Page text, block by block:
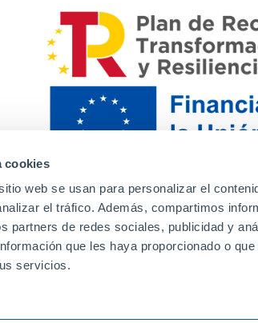
cookies
web se usan para personalizar el
el tráfico. Además, compartimos
partners de redes sociales, publicidad y
que les haya proporcionado o
servicios.
Contacto Canal de denuncias
Aviso Legal